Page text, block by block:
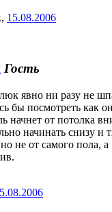
, 15.08.2006
Гость
явно ни разу не
бы посмотреть как
начнет от потолка
начинать снизу и
не от самого пола,